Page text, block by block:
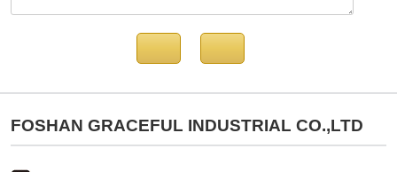
FOSHAN GRACEFUL INDUSTRIAL CO.,LTD